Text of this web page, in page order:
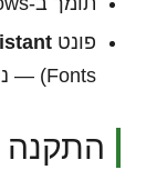
פונט
Fonts) — ניתן להשתמש ב-Arial כחלופה
התקנה